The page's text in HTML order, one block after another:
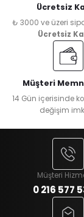
Ücretsiz
₺ 3000 ve üzeri
Ücretsiz
Müşteri
14 Gün içerisinde
değişim
Müşteri
0 216 577